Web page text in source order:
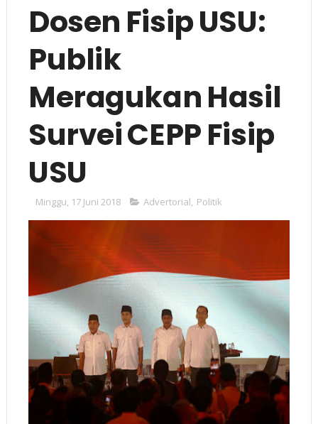
Dosen Fisip USU:
Publik
Meragukan Hasil
Survei CEPP Fisip
USU
Minggu, 17 Juni 2018 Advertorial, Politik